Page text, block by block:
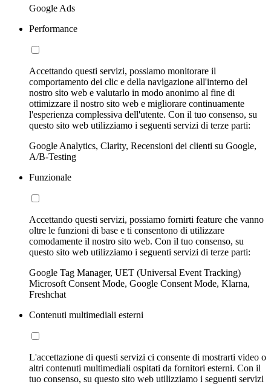
Google Ads
Performance
Accettando questi servizi, possiamo monitorare il
comportamento dei clic e della navigazione all'interno del
nostro sito web e valutarlo in modo anonimo al fine di
ottimizzare il nostro sito web e migliorare continuamente
l'esperienza complessiva dell'utente. Con il tuo consenso, su
questo sito web utilizziamo i seguenti servizi di terze parti:
Google Analytics, Clarity, Recensioni dei clienti su Google,
A/B-Testing
Funzionale
Accettando questi servizi, possiamo fornirti feature che vanno
oltre le funzioni di base e ti consentono di utilizzare
comodamente il nostro sito web. Con il tuo consenso, su
questo sito web utilizziamo i seguenti servizi di terze parti:
Google Tag Manager, UET (Universal Event Tracking)
Microsoft Consent Mode, Google Consent Mode, Klarna,
Freshchat
Contenuti multimediali esterni
L'accettazione di questi servizi ci consente di mostrarti video o
altri contenuti multimediali ospitati da fornitori esterni. Con il
tuo consenso, su questo sito web utilizziamo i seguenti servizi